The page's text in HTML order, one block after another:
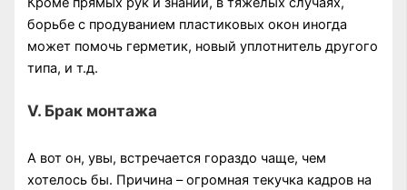
борьбе с продуванием пластиковых окон иногда
может помочь герметик, новый уплотнитель другого
типа, и т.д.
V. Брак монтажа
А вот он, увы, встречается гораздо чаще, чем
хотелось бы. Причина – огромная текучка кадров на